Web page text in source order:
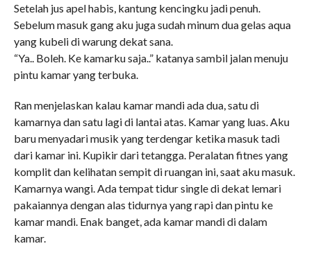
Setelah jus apel habis, kantung kencingku jadi penuh.
Sebelum masuk gang aku juga sudah minum dua gelas aqua
yang kubeli di warung dekat sana.
“Ya.. Boleh. Ke kamarku saja..” katanya sambil jalan menuju
pintu kamar yang terbuka.
Ran menjelaskan kalau kamar mandi ada dua, satu di
kamarnya dan satu lagi di lantai atas. Kamar yang luas. Aku
baru menyadari musik yang terdengar ketika masuk tadi
dari kamar ini. Kupikir dari tetangga. Peralatan fitnes yang
komplit dan kelihatan sempit di ruangan ini, saat aku masuk.
Kamarnya wangi. Ada tempat tidur single di dekat lemari
pakaiannya dengan alas tidurnya yang rapi dan pintu ke
kamar mandi. Enak banget, ada kamar mandi di dalam
kamar.